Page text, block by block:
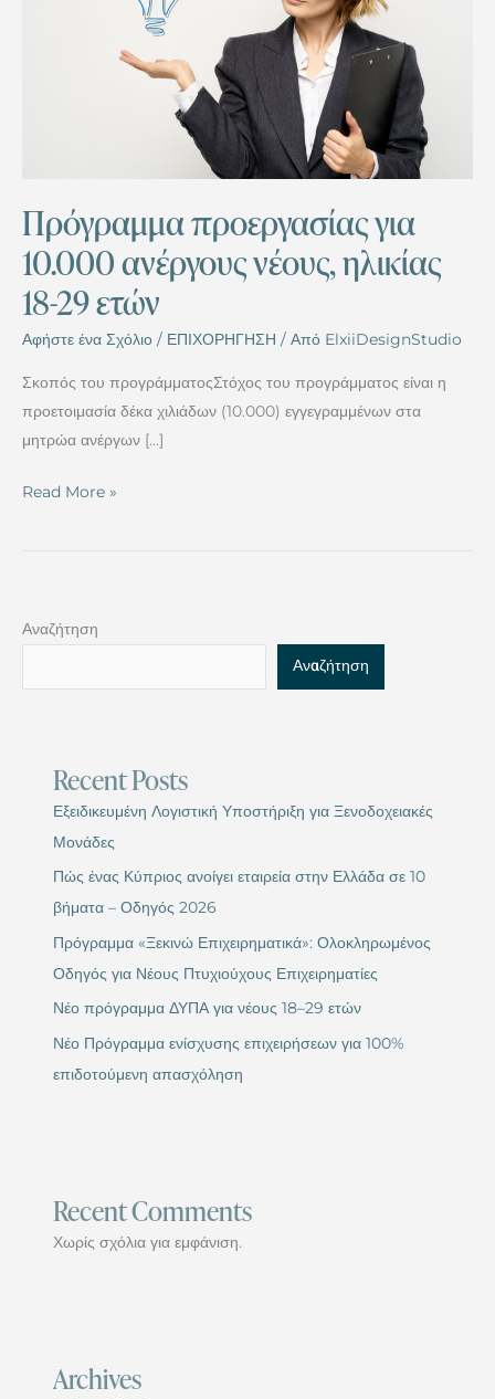
Πρόγραμμα προεργασίας για
10.000 ανέργους νέους, ηλικίας
18-29 ετών
Αφήστε ένα Σχόλιο / ΕΠΙΧΟΡΗΓΗΣΗ / Από ElxiiDesignStudio
Σκοπός του προγράμματοςΣτόχος του προγράμματος είναι η
προετοιμασία δέκα χιλιάδων (10.000) εγγεγραμμένων στα
μητρώα ανέργων […]
Read More »
Αναζήτηση
Αναζήτηση
Recent Posts
Εξειδικευμένη Λογιστική Υποστήριξη για Ξενοδοχειακές
Μονάδες
Πώς ένας Κύπριος ανοίγει εταιρεία στην Ελλάδα σε 10
βήματα – Οδηγός 2026
Πρόγραμμα «Ξεκινώ Επιχειρηματικά»: Ολοκληρωμένος
Οδηγός για Νέους Πτυχιούχους Επιχειρηματίες
Νέο πρόγραμμα ΔΥΠΑ για νέους 18–29 ετών
Νέο Πρόγραμμα ενίσχυσης επιχειρήσεων για 100%
επιδοτούμενη απασχόληση
Recent Comments
Χωρίς σχόλια για εμφάνιση.
Archives